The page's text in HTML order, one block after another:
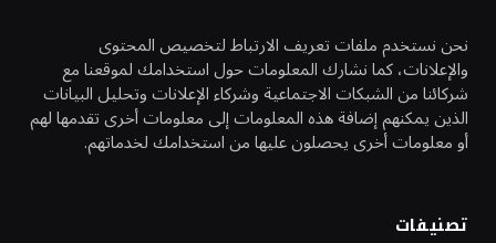
نحن نستخدم ملفات تعريف الارتباط لتخصيص المحتوى
والإعلانات، كما نشارك المعلومات حول استخدامك لموقعنا مع
شركائنا من الشبكات الاجتماعية وشركاء الإعلانات وتحليل البيانات
الذين يمكنهم إضافة هذه المعلومات إلى معلومات أخرى تقدمها لهم
أو معلومات أخرى يحصلون عليها من استخدامك لخدماتهم.
تصنيفات